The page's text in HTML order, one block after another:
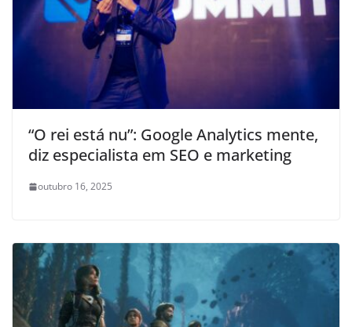
“O rei está nu”: Google Analytics mente,
diz especialista em SEO e marketing
outubro 16, 2025